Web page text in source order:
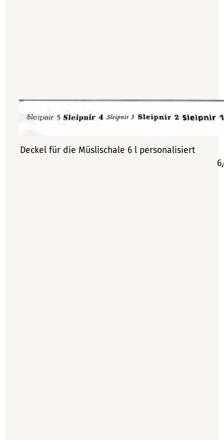
Deckel für die Müslischale 6 l personalisiert